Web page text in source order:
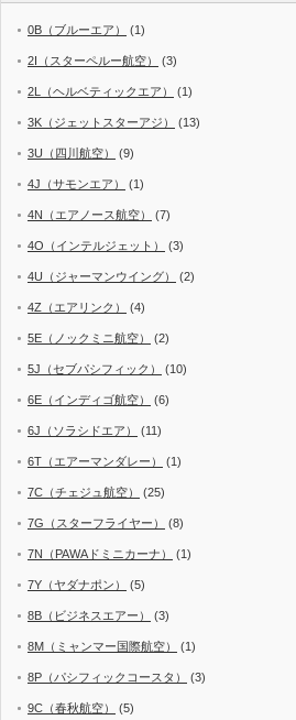
0B（ブルーエア） (1)
2I（スターペルー航空） (3)
2L（ヘルベティックエア） (1)
3K（ジェットスターアジ） (13)
3U（四川航空） (9)
4J（サモンエア） (1)
4N（エアノース航空） (7)
4O（インテルジェット） (3)
4U（ジャーマンウイング） (2)
4Z（エアリンク） (4)
5E（ノックミニ航空） (2)
5J（セブパシフィック） (10)
6E（インディゴ航空） (6)
6J（ソラシドエア） (11)
6T（エアーマンダレー） (1)
7C（チェジュ航空） (25)
7G（スターフライヤー） (8)
7N（PAWAドミニカーナ） (1)
7Y（ヤダナポン） (5)
8B（ビジネスエアー） (3)
8M（ミャンマー国際航空） (1)
8P（パシフィックコースタ） (3)
9C（春秋航空） (5)